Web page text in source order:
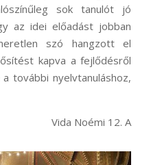
sok tanulót jó
az idei előadást jobban
szó hangzott el
kapva a fejlődésről
további nyelvtanuláshoz,
Vida Noémi 12. A